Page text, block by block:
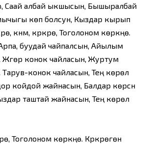
Саай албай ыкшысын, Бышыралбай
көп болсун, Кыздар кырып
күнүм, күркүрө, Тоголоном көркүңө.
Арпа, буудай чайпалсын, Айылым
Жүгөрү конок чайласын, Журтум
Тарув-конок чайласын, Тең көрөлү
койдой жайнасын, Балдар көрсүн
таштай жайнасын, Тең көрөлү
Тоголоном көркүңө. Күркүрөгөн